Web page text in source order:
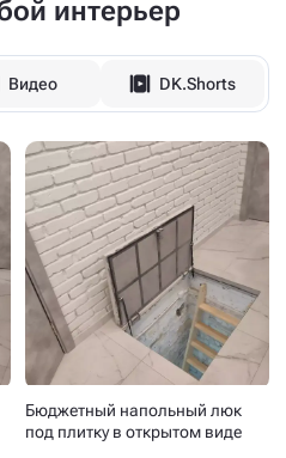
интерьер
Видео DK.Shorts
Бюджетный напольный люк
под плитку в открытом виде